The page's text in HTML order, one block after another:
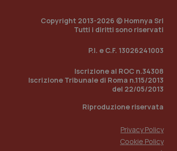
Copyright 2013-2026 © Homnya Srl
Tutti i diritti sono riservati
P.I. e C.F. 13026241003
Iscrizione al ROC n.34308
Iscrizione Tribunale di Roma n.115/2013
del 22/05/2013
Riproduzione riservata
Privacy Policy
Cookie Policy